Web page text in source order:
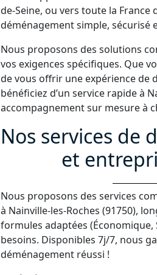
de-Seine, ou vers toute la
déménagement simple, sécurisé
Nous proposons des solutions
vos exigences spécifiques. Que
de vous offrir une expérience de
bénéficiez d’un service rapide à
accompagnement sur mesure à
Nos services de
et
Nous proposons des services
à Nainville-les-Roches (91750),
formules adaptées
besoins. Disponibles 7j/7, nous
déménagement réussi !